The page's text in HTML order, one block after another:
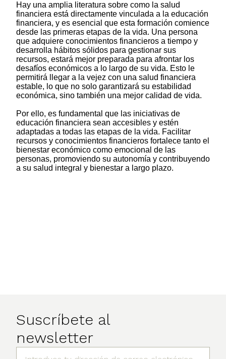
Hay una amplia literatura sobre como la salud
financiera está directamente vinculada a la educación
financiera, y es esencial que esta formación comience
desde las primeras etapas de la vida. Una persona
que adquiere conocimientos financieros a tiempo y
desarrolla hábitos sólidos para gestionar sus
recursos, estará mejor preparada para afrontar los
desafíos económicos a lo largo de su vida. Esto le
permitirá llegar a la vejez con una salud financiera
estable, lo que no solo garantizará su estabilidad
económica, sino también una mejor calidad de vida.
Por ello, es fundamental que las iniciativas de
educación financiera sean accesibles y estén
adaptadas a todas las etapas de la vida. Facilitar
recursos y conocimientos financieros fortalece tanto el
bienestar económico como emocional de las
personas, promoviendo su autonomía y contribuyendo
a su salud integral y bienestar a largo plazo.
Suscríbete al
newsletter